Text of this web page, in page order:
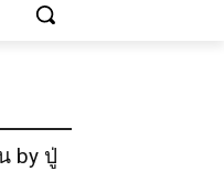
by ปู่